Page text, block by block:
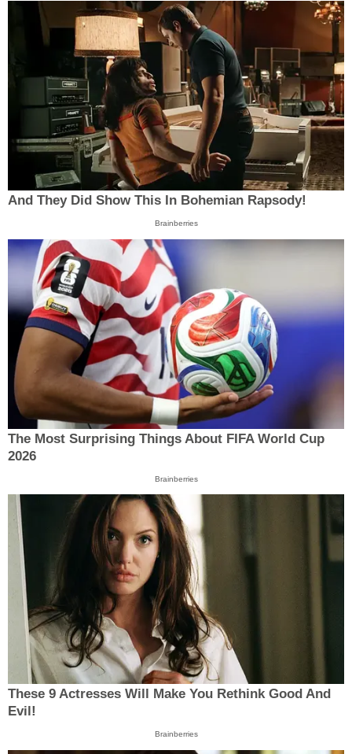
And They Did Show This In Bohemian Rapsody!
Brainberries
The Most Surprising Things About FIFA World Cup
2026
Brainberries
These 9 Actresses Will Make You Rethink Good And
Evil!
Brainberries